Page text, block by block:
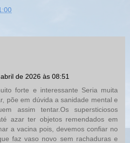
de 2026 às 08:51
forte e interessante Seria muita
põe em dúvida a sanidade mental e
assim tentar.Os supersticiosos
azar ter objetos remendados em
a vacina pois, devemos confiar no
faz vaso novo sem rachaduras e